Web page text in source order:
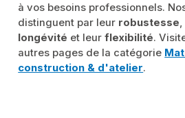
à vos besoins professionnels.
distinguent par leur robustesse
longévité et leurflexibilité.
autres pages de la catégorie
construction & d'atelier.